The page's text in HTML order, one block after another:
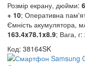
Розмір екрану, дюйми:
+ 10; Оперативна
Ємність акумулятора,
163.4x78.1x8.9; Вага, г:
Код: 38164SK